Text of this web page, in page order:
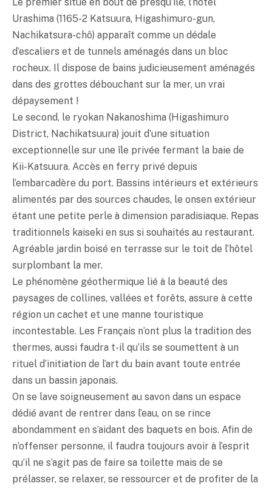
Urashima (1165-2 Katsuura, Higashimuro-gun,
Nachikatsura-chô) apparaît comme un dédale
d’escaliers et de tunnels aménagés dans un bloc
rocheux. Il dispose de bains judicieusement aménagés
dans des grottes débouchant sur la mer, un vrai
dépaysement !
Le second, le ryokan Nakanoshima (Higashimuro
District, Nachikatsuura) jouit d’une situation
exceptionnelle sur une île privée fermant la baie de
Kii-Katsuura. Accès en ferry privé depuis
l’embarcadère du port. Bassins intérieurs et extérieurs
alimentés par des sources chaudes, le onsen extérieur
étant une petite perle à dimension paradisiaque. Repas
traditionnels kaiseki en sus si souhaités au restaurant.
Agréable jardin boisé en terrasse sur le toit de l’hôtel
surplombant la mer.
Le phénomène géothermique lié à la beauté des
paysages de collines, vallées et forêts, assure à cette
région un cachet et une manne touristique
incontestable. Les Français n’ont plus la tradition des
thermes, aussi faudra t-il qu’ils se soumettent à un
rituel d’initiation de l’art du bain avant toute entrée
dans un bassin japonais.
On se lave soigneusement au savon dans un espace
dédié avant de rentrer dans l’eau, on se rince
abondamment en s’aidant des baquets en bois. Afin de
n’offenser personne, il faudra toujours avoir à l’esprit
qu’il ne s’agit pas de faire sa toilette mais de se
prélasser, se relaxer, se ressourcer et de profiter de la